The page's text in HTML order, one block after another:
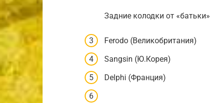
Задние колодки от «батьки»
Ferodo (Великобритания)
Sangsin (Ю.Корея)
Delphi (Франция)